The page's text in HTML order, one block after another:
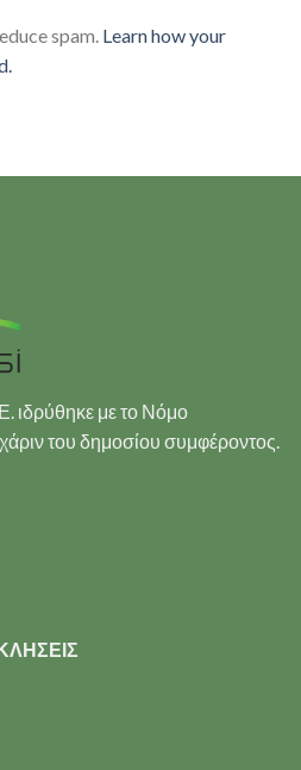
spam. Learn how your
ιδρύθηκε με το Νόμο
του δημοσίου συμφέροντος.